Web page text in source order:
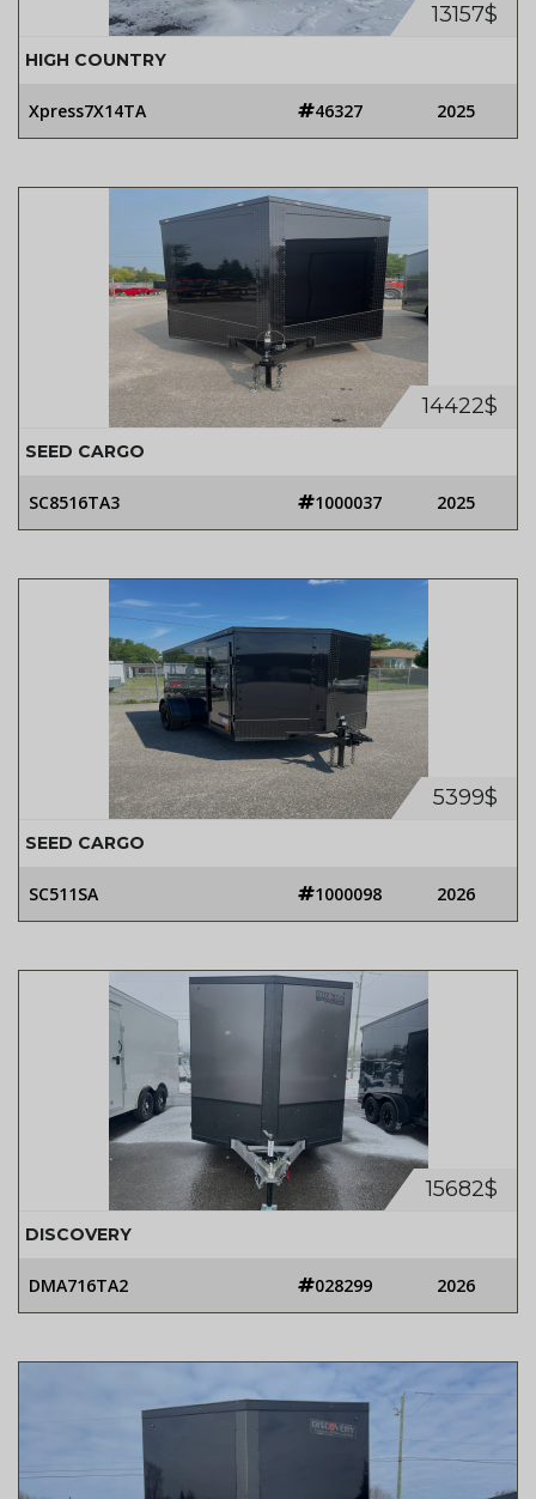
13157$
HIGH COUNTRY
Xpress7X14TA 46327 2025
14422$
SEED CARGO
SC8516TA3 1000037 2025
5399$
SEED CARGO
SC511SA 1000098 2026
15682$
DISCOVERY
DMA716TA2 028299 2026